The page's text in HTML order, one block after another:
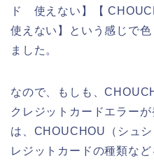
ド 使えない】【
使えない】という感じで
ました。
なので、もしも、
クレジットカードエラー
は、CHOUCHOU（シュ
レジットカードの種類な